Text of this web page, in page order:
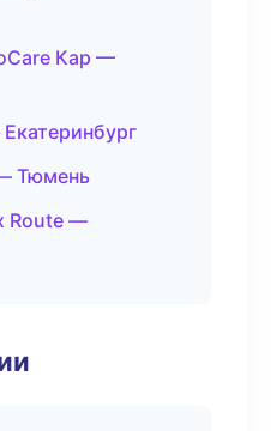
Кар —
Тюмень
Route —